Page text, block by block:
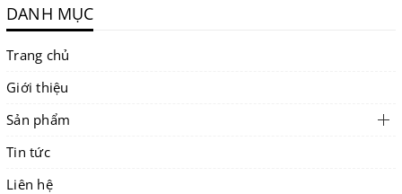
DANH MỤC
Trang chủ
Giới thiệu
Sản phẩm
Tin tức
Liên hệ